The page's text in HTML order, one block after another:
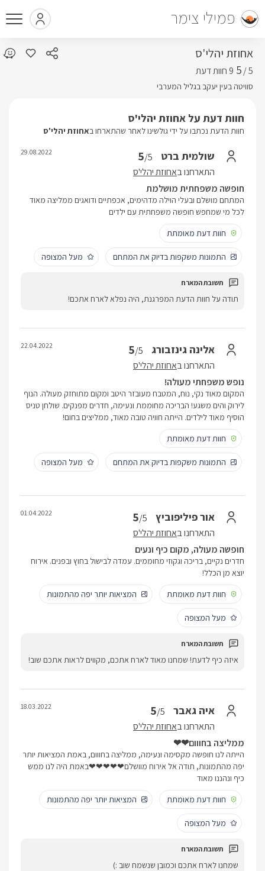
פמילי צימר
אחוזת יהלי'ס
5 /
5
סוויטה בעין יעקב בגליל המערבי
חוות דעת על אחוזת יהלי'ס
חוות הדעת נכתבו על ידי גולשינו לאחר שהתארחו באחוזת יהלי'ס
שולמית ברט 5/5
התארחנו באחוזת יהלי'ס
29.08.2022
חופשה משפחתית מושלמת
המתחם מושלם ובעלי הוילה מדהימים, אכפתיים ודואגים ממליצה מאוד
לכל מי שמחפש חופשה משפחתית עם ילדים
חוות דעת מאומתת
התמונות משקפות בדיוק את המתחם מעל המצופה
תודה על חוות הדעת המפרגנת, היה נפלא לארח אתכם!
אלינה גינזבורג 5/5
התארחנו באחוזת יהלי'ס
22.04.2022
נופש משפחתי מעולה!
המקום מאוד נקי, נוח, המטבח מעובזר היטב ומקום מתוחזק מעולה. הנוף
לירוק והים משגע! הבריכה מחוממת ונעימה, חדרים מפנקים. שולחן טניס
הוסיף מאוד לילדים. הייתה חוויה טובה מאוד, ממליצים בחום!
חוות דעת מאומתת
התמונות משקפות בדיוק את המתחם מעל המצופה
אור פיליפוביץ 5/5
התארחנו באחוזת יהלי'ס
01.04.2022
חופשה מעולה, מקום כיף ונעים
חדרים נקיים, בריכה וגקוזי מחוממים. עמדה לבישול בחוץ ובפנים. אירוח
יוצא מן הכלל!
חוות דעת מאומתת
המציאות יותר יפה מהתמונות
מעל המצופה
איזה כיף לדעת! שמחנו מאוד לארח אתכם, מקווים לראות אתכם שוב!
איה גאבר 5/5
התארחנו באחוזת יהלי'ס
18.03.2022
ממליצה בחווום❤❤
הייתה לנו חופשה מקסימה ונעימה, ממליצה בחווום, באמת המציאות יותר
יפה מהתמונות, תודה אל אירוח מוושלם❤❤❤❤❤באמת היה לנו ממש
כיף ונהננו מאוד
חוות דעת מאומתת
המציאות יותר יפה מהתמונות
מעל המצופה
שמחנו לארח אתכם וכמובן שנשמח שוב :)